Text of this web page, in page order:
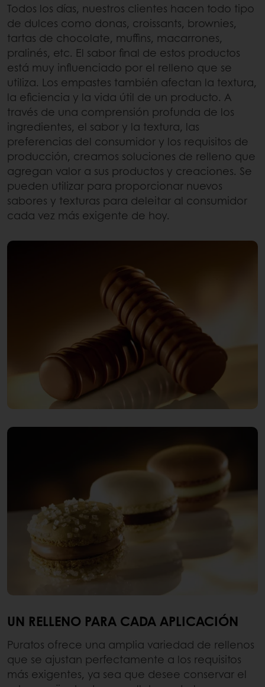
Todos los días, nuestros clientes hacen todo tipo
de dulces como donas, croissants, brownies,
tartas de chocolate, muffins, macarrones,
pralinés, etc. El sabor final de estos productos
está muy influenciado por el relleno que se
utiliza. Los empastes también afectan la textura,
la eficiencia y la vida útil de un producto. A
través de una comprensión profunda de los
ingredientes, el sabor y la textura, las
preferencias del consumidor y los requisitos de
producción, creamos soluciones de relleno que
agregan valor a sus productos y creaciones. Se
pueden utilizar para proporcionar nuevos
sabores y texturas para deleitar al consumidor
cada vez más exigente de hoy.
UN RELLENO PARA CADA APLICACIÓN
Puratos ofrece una amplia variedad de rellenos
que se ajustan perfectamente a los requisitos
más exigentes, ya sea que desee conservar el